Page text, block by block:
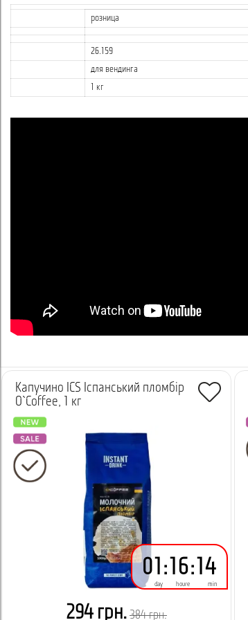
розница
26.159
для вендинга
1 кг
Капучино ICS Іспанський пломбір
O`Coffee, 1 кг
01
day
: 16
houre
: 14
min
294 грн. 384 грн.